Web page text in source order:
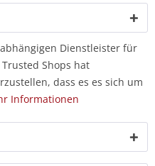
Dienstleister für
Shops hat
dass es es sich um
Informationen